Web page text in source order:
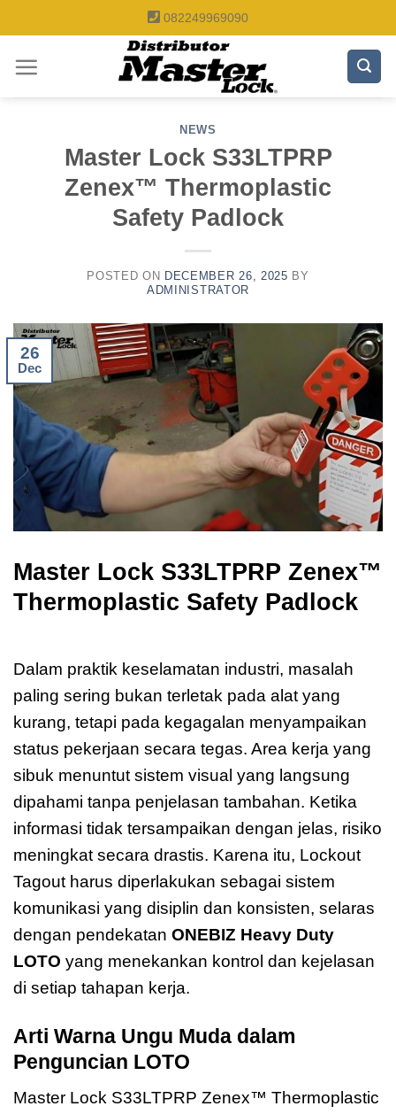
to
content
082249969090
NEWS
Master Lock S33LTPRP
Zenex™ Thermoplastic
Safety Padlock
POSTED ON DECEMBER 26, 2025 BY
ADMINISTRATOR
26
Dec
Master Lock S33LTPRP Zenex™
Thermoplastic Safety Padlock
Dalam praktik keselamatan industri, masalah
paling sering bukan terletak pada alat yang
kurang, tetapi pada kegagalan menyampaikan
status pekerjaan secara tegas. Area kerja yang
sibuk menuntut sistem visual yang langsung
dipahami tanpa penjelasan tambahan. Ketika
informasi tidak tersampaikan dengan jelas, risiko
meningkat secara drastis. Karena itu, Lockout
Tagout harus diperlakukan sebagai sistem
komunikasi yang disiplin dan konsisten, selaras
dengan pendekatan ONEBIZ Heavy Duty
LOTO yang menekankan kontrol dan kejelasan
di setiap tahapan kerja.
Arti Warna Ungu Muda dalam
Penguncian LOTO
Master Lock S33LTPRP Zenex™ Thermoplastic